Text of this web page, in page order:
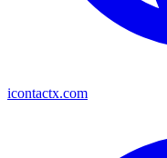
icontactx.com